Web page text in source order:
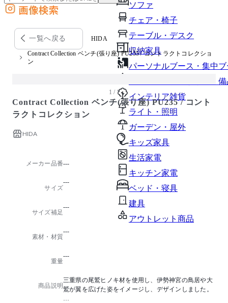
ソファ
チェア・椅子
テーブル・デスク
収納家具
パーソナルブース・集中
オフィスアクセサリー・
インテリア雑貨
ライト・照明
ガーデン・屋外
キッズ家具
生活家電
キッチン家電
ベッド・寝具
建具
アウトレット商品
外部サイトの商品をカートに追加
他のサイトで見つけた商品ページのURLを貼り付けて、カートに追加できます
画像検索
一覧へ戻る HIDA
Contract Collection ベンチ(張り座) PU235 / コントラクトコレクショ
ン
1 / 1
Contract Collection ベンチ(張り座) PU235 / コント
ラクトコレクション
HIDA
メーカー品番---
サイズ
---
サイズ補足
---
素材・材質
---
重量
---
商品説明
三重県の尾鷲ヒノキ材を使用し、伊勢神宮の鳥居や大
鷲が翼を広げた姿をイメージし、デザインしました。